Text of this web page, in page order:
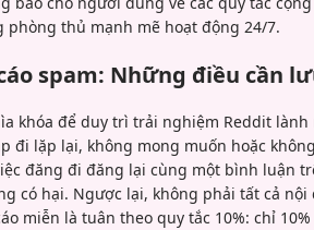
phòng thủ mạnh mẽ hoạt động 24/7.
spam: Những điều cần
khóa để duy trì trải nghiệm Reddit
đi lặp lại, không mong muốn hoặc
đăng đi đăng lại cùng một bình luận
có hại. Ngược lại, không phải tất cả
miễn là tuân theo quy tắc 10%: chỉ